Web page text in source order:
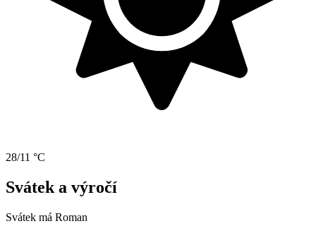
28/11 °C
Svátek a výročí
Svátek má Roman